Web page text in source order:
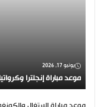
يونيو 17, 2026
موعد مباراة إنجلترا وكرواتيا في كأس